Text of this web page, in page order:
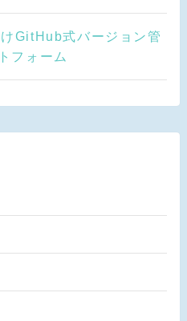
GitHub式バージョン管
フォーム